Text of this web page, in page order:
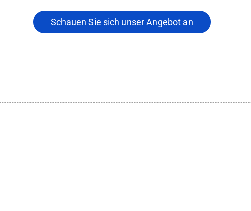
Schauen Sie sich unser Angebot an